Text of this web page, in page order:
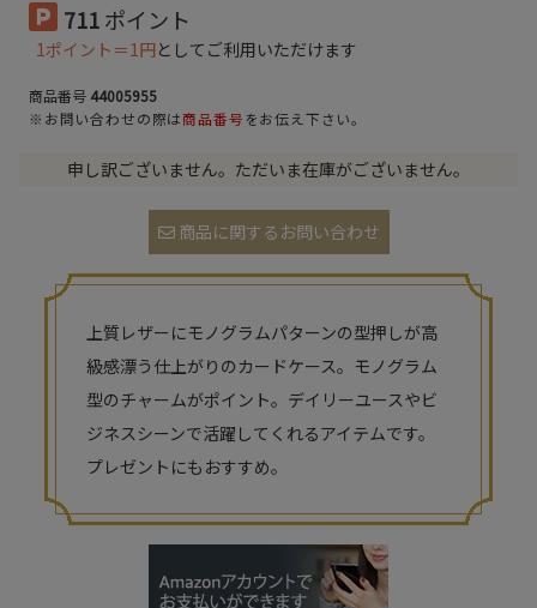
711ポイント
1ポイント＝1円としてご利用いただけます
商品番号 44005955
※お問い合わせの際は商品番号をお伝え下さい。
申し訳ございません。ただいま在庫がございません。
商品に関するお問い合わせ
上質レザーにモノグラムパターンの型押しが高
級感漂う仕上がりのカードケース。モノグラム
型のチャームがポイント。デイリーユースやビ
ジネスシーンで活躍してくれるアイテムです。
プレゼントにもおすすめ。